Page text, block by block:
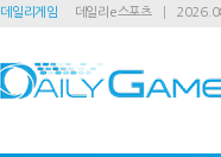
데일리게임 데일리e스포츠